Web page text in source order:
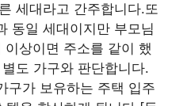
세대라고 간주합니다.또
동일 세대이지만 부모님
상이면 주소를 같이 했
도 가구와 판단합니다.
구가 보유하는 주택 입주